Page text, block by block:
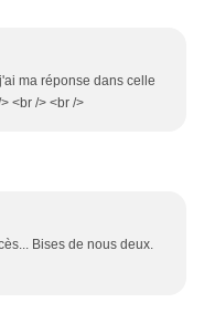
ma réponse dans celle
<br /> <br />
Bises de nous deux.